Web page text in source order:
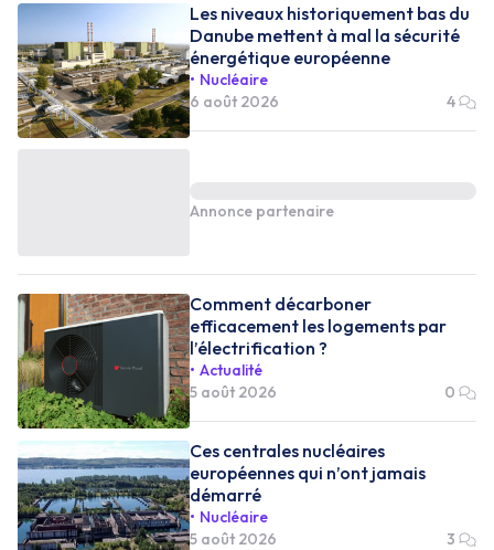
Les niveaux historiquement bas du
Danube mettent à mal la sécurité
énergétique européenne
Nucléaire
6 août 2026
4
Annonce partenaire
Comment décarboner
efficacement les logements par
l’électrification ?
Actualité
5 août 2026
0
Ces centrales nucléaires
européennes qui n’ont jamais
démarré
Nucléaire
5 août 2026
3